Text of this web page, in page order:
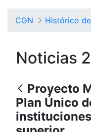
CGN Histórico
Noticias
Proyecto
Plan Único